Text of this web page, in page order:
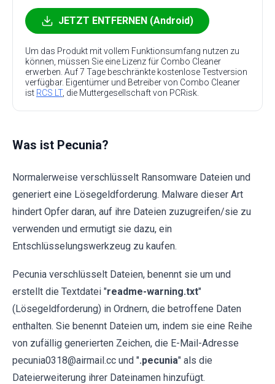
JETZT ENTFERNEN (Android)
Um das Produkt mit vollem Funktionsumfang nutzen zu
können, müssen Sie eine Lizenz für Combo Cleaner
erwerben. Auf 7 Tage beschränkte kostenlose Testversion
verfügbar. Eigentümer und Betreiber von Combo Cleaner
ist RCS LT, die Muttergesellschaft von PCRisk.
Was ist Pecunia?
Normalerweise verschlüsselt Ransomware Dateien und
generiert eine Lösegeldforderung. Malware dieser Art
hindert Opfer daran, auf ihre Dateien zuzugreifen/sie zu
verwenden und ermutigt sie dazu, ein
Entschlüsselungswerkzeug zu kaufen.
Pecunia verschlüsselt Dateien, benennt sie um und
erstellt die Textdatei "readme-warning.txt"
(Lösegeldforderung) in Ordnern, die betroffene Daten
enthalten. Sie benennt Dateien um, indem sie eine Reihe
von zufällig generierten Zeichen, die E-Mail-Adresse
pecunia0318@airmail.cc und ".pecunia" als die
Dateierweiterung ihrer Dateinamen hinzufügt.